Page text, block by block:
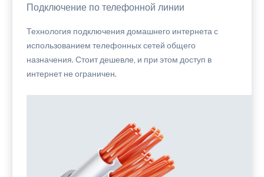
Подключение по телефонной линии
Технология подключения домашнего интернета с
использованием телефонных сетей общего
назначения. Стоит дешевле, и при этом доступ в
интернет не ограничен.